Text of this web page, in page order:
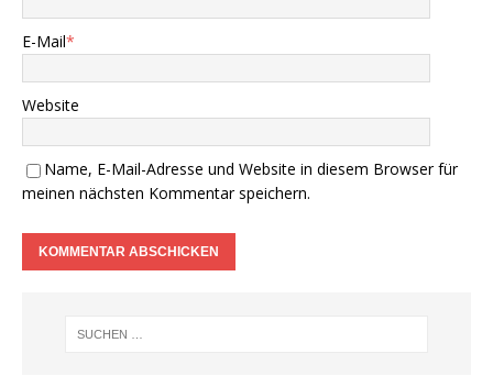
E-Mail*
Website
Name, E-Mail-Adresse und Website in diesem Browser für
meinen nächsten Kommentar speichern.